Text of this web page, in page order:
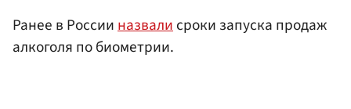
Ранее в Россииназвалисроки запуска продаж
алкоголя по биометрии.